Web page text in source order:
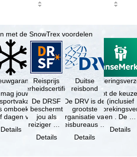
met de SnowTrex voordelen
mag jouw
omboeken
dagen voor
Details
Reisprijs
zekerheidscertificaat
De DRSF
beschermt
jou als
reiziger met
pakketreis
Details
Duitse
reisbond
De DRV is de
grootste
organisatie van
reisbureaus en
in Duitsland. …
Details
Je hebt de
(inclusief
en . De …
Details